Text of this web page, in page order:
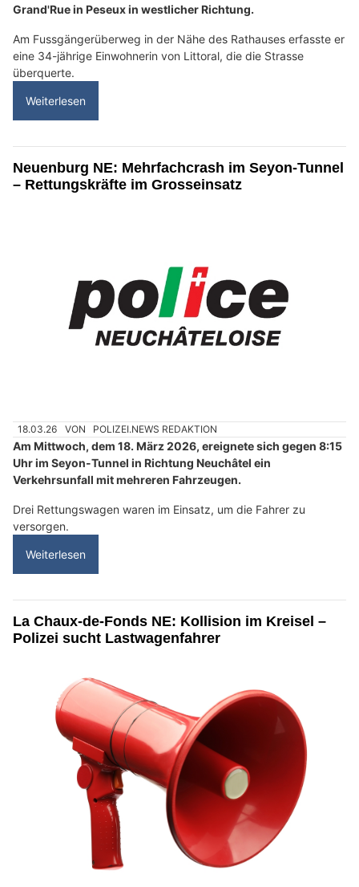
Grand'Rue in Peseux in westlicher Richtung.
Am Fussgängerüberweg in der Nähe des Rathauses erfasste er
eine 34-jährige Einwohnerin von Littoral, die die Strasse
überquerte.
Weiterlesen
Neuenburg NE: Mehrfachcrash im Seyon-Tunnel
– Rettungskräfte im Grosseinsatz
18.03.26 VON POLIZEI.NEWS REDAKTION
Am Mittwoch, dem 18. März 2026, ereignete sich gegen 8:15
Uhr im Seyon-Tunnel in Richtung Neuchâtel ein
Verkehrsunfall mit mehreren Fahrzeugen.
Drei Rettungswagen waren im Einsatz, um die Fahrer zu
versorgen.
Weiterlesen
La Chaux-de-Fonds NE: Kollision im Kreisel –
Polizei sucht Lastwagenfahrer